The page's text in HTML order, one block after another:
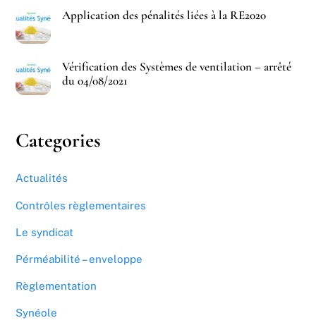
Application des pénalités liées à la RE2020
Vérification des Systèmes de ventilation – arrêté
du 04/08/2021
Categories
Actualités
Contrôles règlementaires
Le syndicat
Pérméabilité – enveloppe
Règlementation
Synéole